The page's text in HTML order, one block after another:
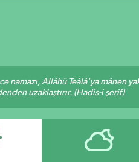
namazı, Allâhü Teâlâ'ya mânen
uzaklaştırır. (Hadis-i şerif)